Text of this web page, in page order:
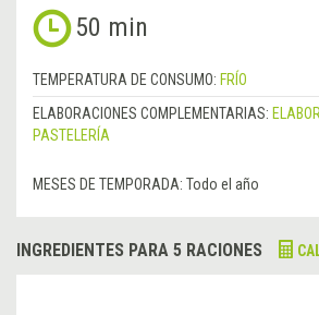
50 min
TEMPERATURA DE CONSUMO: FRÍO
ELABORACIONES COMPLEMENTARIAS:
PASTELERÍA
MESES DE TEMPORADA: Todo el año
INGREDIENTES PARA 5 RACIONES